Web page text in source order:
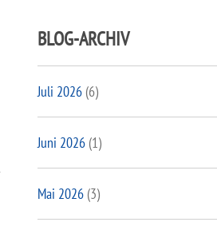
BLOG-ARCHIV
Juli 2026(6)
Juni 2026(1)
Mai 2026(3)